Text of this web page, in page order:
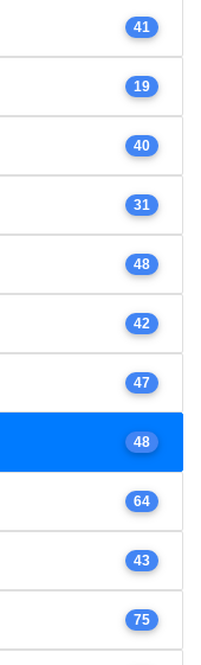
41
19
40
31
48
42
47
48
64
43
75